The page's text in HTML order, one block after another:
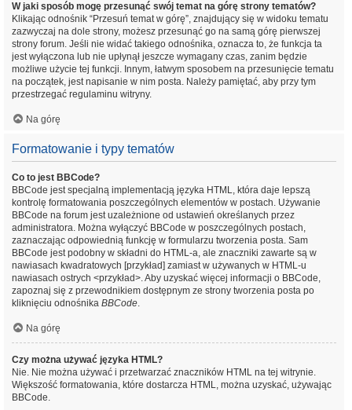
W jaki sposób mogę przesunąć swój temat na górę strony tematów?
Klikając odnośnik “Przesuń temat w górę”, znajdujący się w widoku tematu
zazwyczaj na dole strony, możesz przesunąć go na samą górę pierwszej
strony forum. Jeśli nie widać takiego odnośnika, oznacza to, że funkcja ta
jest wyłączona lub nie upłynął jeszcze wymagany czas, zanim będzie
możliwe użycie tej funkcji. Innym, łatwym sposobem na przesunięcie tematu
na początek, jest napisanie w nim posta. Należy pamiętać, aby przy tym
przestrzegać regulaminu witryny.
Na górę
Formatowanie i typy tematów
Co to jest BBCode?
BBCode jest specjalną implementacją języka HTML, która daje lepszą
kontrolę formatowania poszczególnych elementów w postach. Używanie
BBCode na forum jest uzależnione od ustawień określanych przez
administratora. Można wyłączyć BBCode w poszczególnych postach,
zaznaczając odpowiednią funkcję w formularzu tworzenia posta. Sam
BBCode jest podobny w składni do HTML-a, ale znaczniki zawarte są w
nawiasach kwadratowych [przykład] zamiast w używanych w HTML-u
nawiasach ostrych <przykład>. Aby uzyskać więcej informacji o BBCode,
zapoznaj się z przewodnikiem dostępnym ze strony tworzenia posta po
kliknięciu odnośnika BBCode.
Na górę
Czy można używać języka HTML?
Nie. Nie można używać i przetwarzać znaczników HTML na tej witrynie.
Większość formatowania, które dostarcza HTML, można uzyskać, używając
BBCode.